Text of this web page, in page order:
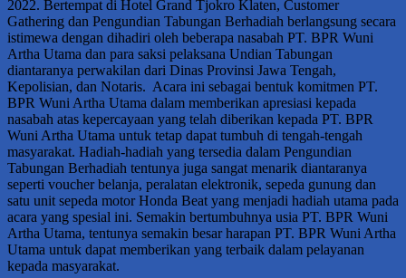
2022. Bertempat di Hotel Grand Tjokro Klaten, Customer
Gathering dan Pengundian Tabungan Berhadiah berlangsung secara
istimewa dengan dihadiri oleh beberapa nasabah PT. BPR Wuni
Artha Utama dan para saksi pelaksana Undian Tabungan
diantaranya perwakilan dari Dinas Provinsi Jawa Tengah,
Kepolisian, dan Notaris. Acara ini sebagai bentuk komitmen PT.
BPR Wuni Artha Utama dalam memberikan apresiasi kepada
nasabah atas kepercayaan yang telah diberikan kepada PT. BPR
Wuni Artha Utama untuk tetap dapat tumbuh di tengah-tengah
masyarakat. Hadiah-hadiah yang tersedia dalam Pengundian
Tabungan Berhadiah tentunya juga sangat menarik diantaranya
seperti voucher belanja, peralatan elektronik, sepeda gunung dan
satu unit sepeda motor Honda Beat yang menjadi hadiah utama pada
acara yang spesial ini. Semakin bertumbuhnya usia PT. BPR Wuni
Artha Utama, tentunya semakin besar harapan PT. BPR Wuni Artha
Utama untuk dapat memberikan yang terbaik dalam pelayanan
kepada masyarakat.